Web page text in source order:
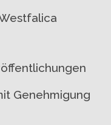
Genehmigung